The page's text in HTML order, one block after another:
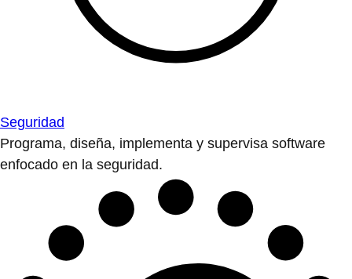
Seguridad
Programa, diseña, implementa y supervisa software
enfocado en la seguridad.